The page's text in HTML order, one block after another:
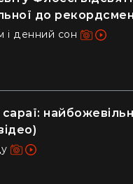
до
і денний сон